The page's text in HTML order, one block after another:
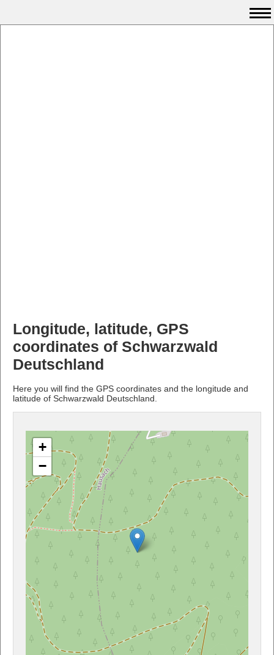
Longitude, latitude, GPS
coordinates of Schwarzwald
Deutschland
Here you will find the GPS coordinates and the longitude and
latitude of Schwarzwald Deutschland.
+
−